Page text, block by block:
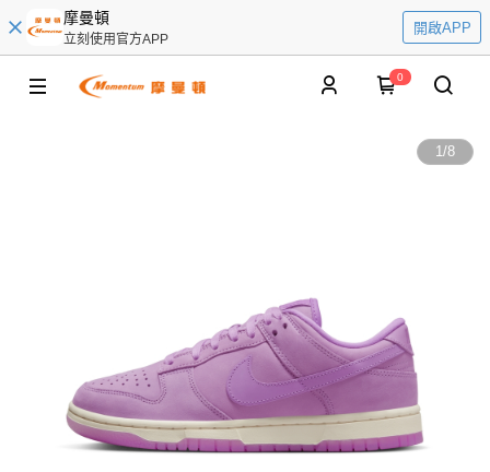
摩曼頓
立刻使用官方APP
開啟APP
0
1/8